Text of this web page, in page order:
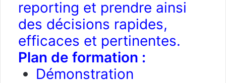
reporting et prendre ainsi
des décisions rapides,
efficaces et pertinentes.
Plan de formation :
Démonstration